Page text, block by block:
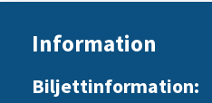
Information
Biljettinformation: